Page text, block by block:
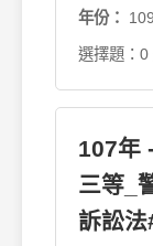
年份：
選擇題：0
107年
三等_
訴訟